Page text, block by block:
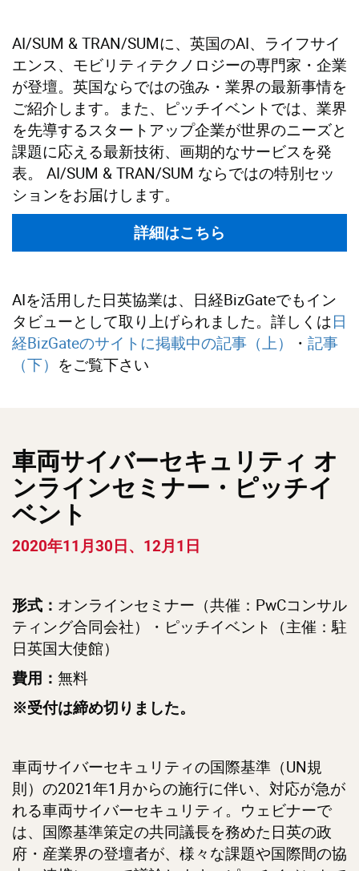
AI/SUM & TRAN/SUMに、英国のAI、ライフサイ
エンス、モビリティテクノロジーの専門家・企業
が登壇。英国ならではの強み・業界の最新事情を
ご紹介します。また、ピッチイベントでは、業界
を先導するスタートアップ企業が世界のニーズと
課題に応える最新技術、画期的なサービスを発
表。 AI/SUM & TRAN/SUM ならではの特別セッ
ションをお届けします。
詳細はこちら
AIを活用した日英協業は、日経BizGateでもイン
タビューとして取り上げられました。詳しくは日
経BizGateのサイトに掲載中の記事（上）
・ 記事
（下） をご覧下さい
車両サイバーセキュリティ オ
ンラインセミナー・ピッチイ
ベント
2020年11月30日、12月1日
形式： オンラインセミナー（共催：PwCコンサル
ティング合同会社）・ピッチイベント（主催：駐
日英国大使館）
費用： 無料
※受付は締め切りました。
車両サイバーセキュリティの国際基準（UN規
則）の2021年1月からの施行に伴い、対応が急が
れる車両サイバーセキュリティ。ウェビナーで
は、国際基準策定の共同議長を務めた日英の政
府・産業界の登壇者が、様々な課題や国際間の協